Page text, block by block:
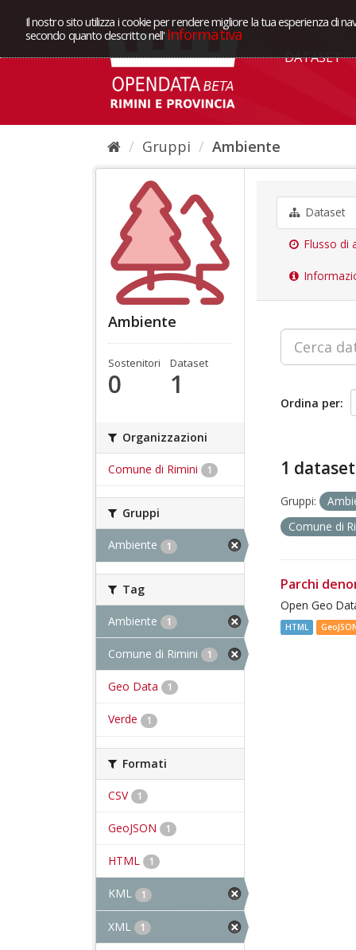
Il nostro sito utilizza i cookie per rendere migliore la tua esperienza di
secondo quanto descritto nell' Informativa
DATASET
Gruppi Ambiente
Ambiente
Sostenitori
0
Dataset
1
Organizzazioni
Comune di Rimini 1
Gruppi
Ambiente 1
Tag
Ambiente 1
Comune di Rimini 1
Geo Data 1
Verde 1
Formati
CSV 1
GeoJSON 1
HTML 1
KML 1
XML 1
Dataset
Flusso di
Ordina per
1
Gruppi:
Comune di
Parchi
Open Geo
HTML